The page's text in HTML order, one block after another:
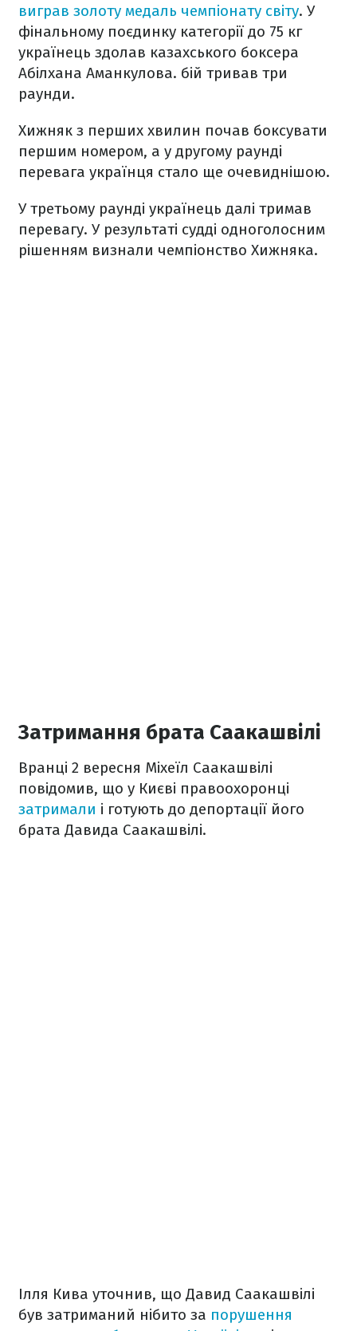
виграв золоту медаль чемпіонату світу. У
фінальному поєдинку категорії до 75 кг
українець здолав казахського боксера
Абілхана Аманкулова. бій тривав три
раунди.
Хижняк з перших хвилин почав боксувати
першим номером, а у другому раунді
перевага українця стало ще очевиднішою.
У третьому раунді українець далі тримав
перевагу. У результаті судді одноголосним
рішенням визнали чемпіонство Хижняка.
Затримання брата Саакашвілі
Вранці 2 вересня Міхеїл Саакашвілі
повідомив, що у Києві правоохоронці
затримали і готують до депортації його
брата Давида Саакашвілі.
Ілля Кива уточнив, що Давид Саакашвілі
був затриманий нібито за порушення